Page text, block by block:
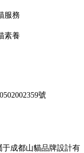
服務
素養
號
成都山貓品牌設計有